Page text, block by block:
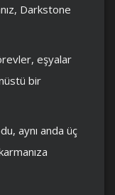
Darkstone
eşyalar
bir
aynı anda üç